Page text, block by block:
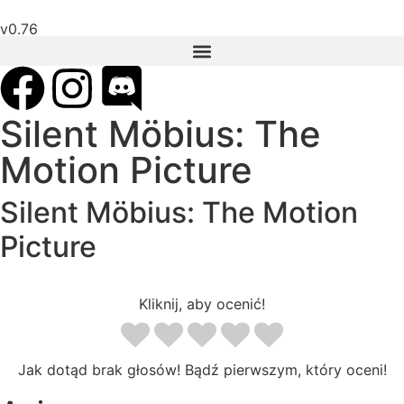
v0.76
Silent Möbius: The
Motion Picture
Silent Möbius: The Motion
Picture
Kliknij, aby ocenić!
Jak dotąd brak głosów! Bądź pierwszym, który oceni!